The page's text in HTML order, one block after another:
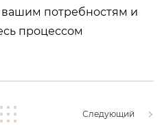
вашим потребностям и
процессом
Следующий